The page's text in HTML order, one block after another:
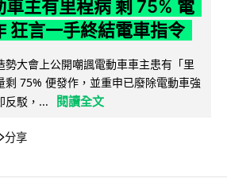
主有里程病 剩 75% 電
狂言一手終結電車指令
勢大會上公開嘲諷電動車車主患有「里
剩 75% 便發作，並重申已廢除電動車強
反駁，...
閱讀全文
分享